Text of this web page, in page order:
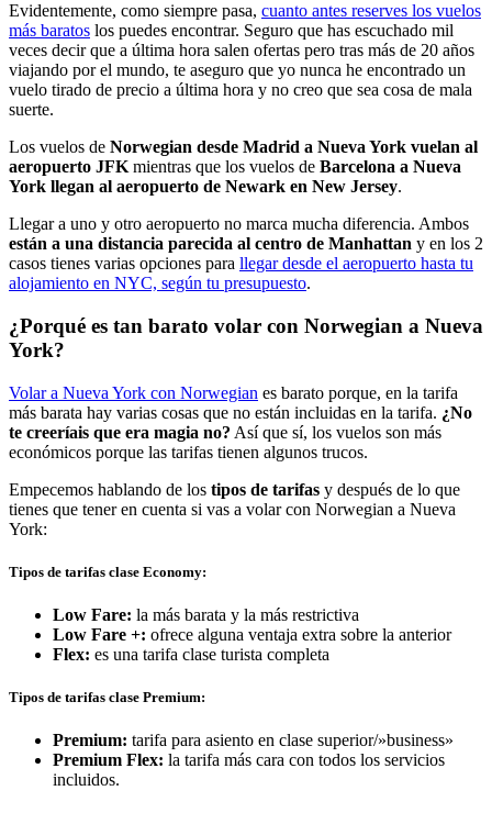
Evidentemente, como siempre pasa, cuanto antes reserves los vuelos
más baratos los puedes encontrar. Seguro que has escuchado mil
veces decir que a última hora salen ofertas pero tras más de 20 años
viajando por el mundo, te aseguro que yo nunca he encontrado un
vuelo tirado de precio a última hora y no creo que sea cosa de mala
suerte.
Los vuelos de Norwegian desde Madrid a Nueva York vuelan al
aeropuerto JFK mientras que los vuelos de Barcelona a Nueva
York llegan al aeropuerto de Newark en New Jersey.
Llegar a uno y otro aeropuerto no marca mucha diferencia. Ambos
están a una distancia parecida al centro de Manhattan y en los 2
casos tienes varias opciones para llegar desde el aeropuerto hasta tu
alojamiento en NYC, según tu presupuesto.
¿Porqué es tan barato volar con Norwegian a Nueva
York?
Volar a Nueva York con Norwegian es barato porque, en la tarifa
más barata hay varias cosas que no están incluidas en la tarifa. ¿No
te creeríais que era magia no? Así que sí, los vuelos son más
económicos porque las tarifas tienen algunos trucos.
Empecemos hablando de los tipos de tarifas y después de lo que
tienes que tener en cuenta si vas a volar con Norwegian a Nueva
York:
Tipos de tarifas clase Economy:
Low Fare: la más barata y la más restrictiva
Low Fare +: ofrece alguna ventaja extra sobre la anterior
Flex: es una tarifa clase turista completa
Tipos de tarifas clase Premium:
Premium: tarifa para asiento en clase superior/»business»
Premium Flex: la tarifa más cara con todos los servicios
incluidos.